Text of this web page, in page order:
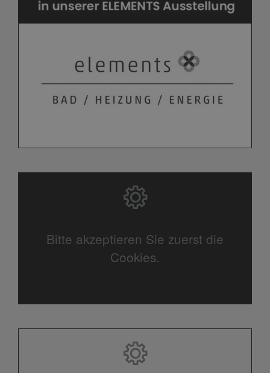
Bitte akzeptieren Sie zuerst die
Cookies.